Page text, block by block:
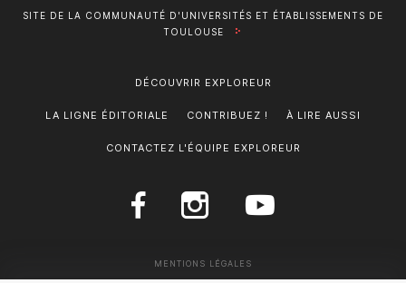
SITE DE LA COMMUNAUTÉ D'UNIVERSITÉS ET ÉTABLISSEMENTS DE
TOULOUSE
DÉCOUVRIR EXPLOREUR
LA LIGNE ÉDITORIALE CONTRIBUEZ ! À LIRE AUSSI
CONTACTEZ L'ÉQUIPE EXPLOREUR
MENTIONS LÉGALES